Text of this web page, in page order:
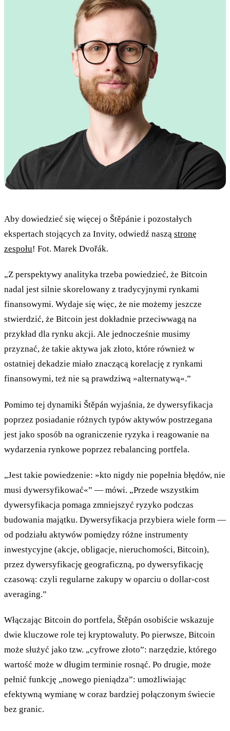
Aby dowiedzieć się więcej o Štěpánie i pozostałych
ekspertach stojących za Invity, odwiedź naszą stronę
zespołu! Fot. Marek Dvořák.
„Z perspektywy analityka trzeba powiedzieć, że Bitcoin
nadal jest silnie skorelowany z tradycyjnymi rynkami
finansowymi. Wydaje się więc, że nie możemy jeszcze
stwierdzić, że Bitcoin jest dokładnie przeciwwagą na
przykład dla rynku akcji. Ale jednocześnie musimy
przyznać, że takie aktywa jak złoto, które również w
ostatniej dekadzie miało znaczącą korelację z rynkami
finansowymi, też nie są prawdziwą »alternatywą«.”
Pomimo tej dynamiki Štěpán wyjaśnia, że dywersyfikacja
poprzez posiadanie różnych typów aktywów postrzegana
jest jako sposób na ograniczenie ryzyka i reagowanie na
wydarzenia rynkowe poprzez rebalancing portfela.
„Jest takie powiedzenie: »kto nigdy nie popełnia błędów, nie
musi dywersyfikować«” — mówi. „Przede wszystkim
dywersyfikacja pomaga zmniejszyć ryzyko podczas
budowania majątku. Dywersyfikacja przybiera wiele form —
od podziału aktywów pomiędzy różne instrumenty
inwestycyjne (akcje, obligacje, nieruchomości, Bitcoin),
przez dywersyfikację geograficzną, po dywersyfikację
czasową: czyli regularne zakupy w oparciu o dollar-cost
averaging.”
Włączając Bitcoin do portfela, Štěpán osobiście wskazuje
dwie kluczowe role tej kryptowaluty. Po pierwsze, Bitcoin
może służyć jako tzw. „cyfrowe złoto”: narzędzie, którego
wartość może w długim terminie rosnąć. Po drugie, może
pełnić funkcję „nowego pieniądza”: umożliwiając
efektywną wymianę w coraz bardziej połączonym świecie
bez granic.